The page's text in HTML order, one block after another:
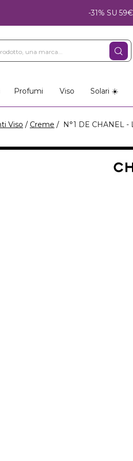
-31% SU
Profumi Viso Solari ☀️
Viso Creme N°1 DE CHANEL